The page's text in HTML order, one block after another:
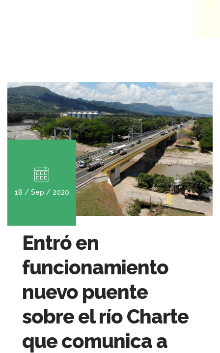
18 / Sep / 2020
Entró en
funcionamiento
nuevo puente
sobre el río Charte
que comunica a